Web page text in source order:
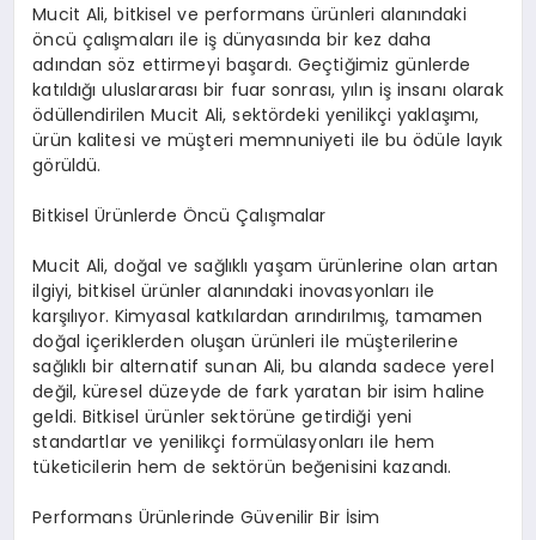
Mucit Ali, bitkisel ve performans ürünleri alanındaki
öncü çalışmaları ile iş dünyasında bir kez daha
adından söz ettirmeyi başardı. Geçtiğimiz günlerde
katıldığı uluslararası bir fuar sonrası, yılın iş insanı olarak
ödüllendirilen Mucit Ali, sektördeki yenilikçi yaklaşımı,
ürün kalitesi ve müşteri memnuniyeti ile bu ödüle layık
görüldü.
Bitkisel Ürünlerde Öncü Çalışmalar
Mucit Ali, doğal ve sağlıklı yaşam ürünlerine olan artan
ilgiyi, bitkisel ürünler alanındaki inovasyonları ile
karşılıyor. Kimyasal katkılardan arındırılmış, tamamen
doğal içeriklerden oluşan ürünleri ile müşterilerine
sağlıklı bir alternatif sunan Ali, bu alanda sadece yerel
değil, küresel düzeyde de fark yaratan bir isim haline
geldi. Bitkisel ürünler sektörüne getirdiği yeni
standartlar ve yenilikçi formülasyonları ile hem
tüketicilerin hem de sektörün beğenisini kazandı.
Performans Ürünlerinde Güvenilir Bir İsim